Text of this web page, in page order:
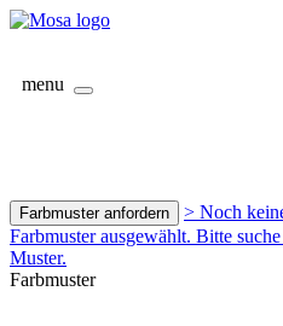
menu
Farbmuster anfordern
> Noch
Farbmuster ausgewählt. Bitte
Muster.
Farbmuster